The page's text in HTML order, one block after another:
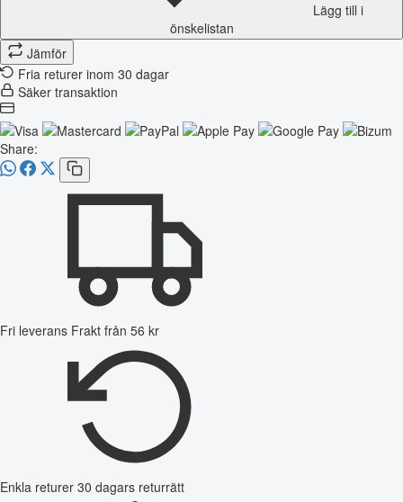
Lägg till i
önskelistan
Jämför
Fria returer inom 30 dagar
Säker transaktion
Share:
Fri leverans Frakt från 56 kr
Enkla returer 30 dagars returrätt